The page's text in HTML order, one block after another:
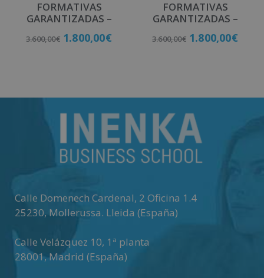
FORMATIVAS
GARANTIZADAS –
3.600,00€ 1.800,00€
FORMATIVAS
GARANTIZADAS –
3.600,00€ 1.800,00€
Calle Domenech Cardenal, 2 Oficina 1.4
25230, Mollerussa. Lleida (España)
Calle Velázquez 10, 1ª planta
28001,Madrid (España)